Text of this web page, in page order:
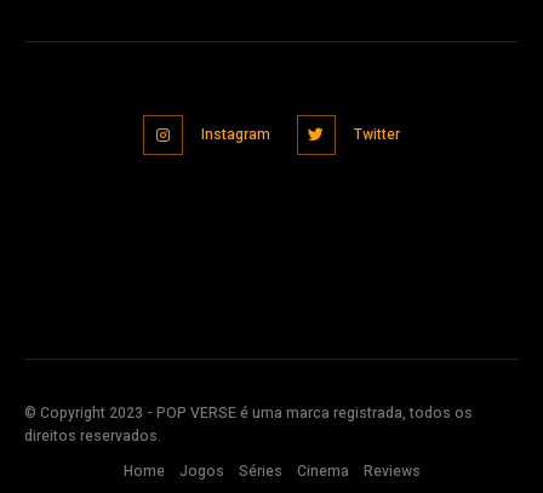
Instagram Twitter
© Copyright 2023 - POP VERSE é uma marca registrada, todos os
direitos reservados.
Home
Jogos Séries Cinema Reviews